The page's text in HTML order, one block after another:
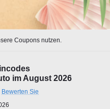
Coupons nutzen.
im August 2026
Bewerten Sie